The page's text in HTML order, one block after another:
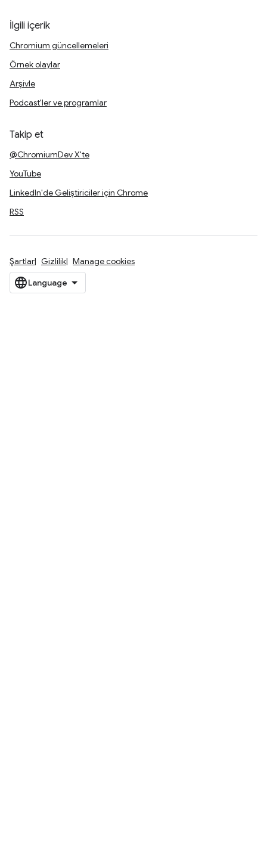
İlgili içerik
Chromium güncellemeleri
Örnek olaylar
Arşivle
Podcast'ler ve programlar
Takip et
@ChromiumDev X'te
YouTube
LinkedIn'de Geliştiriciler için Chrome
RSS
Şartlar Gizlilik Manage cookies